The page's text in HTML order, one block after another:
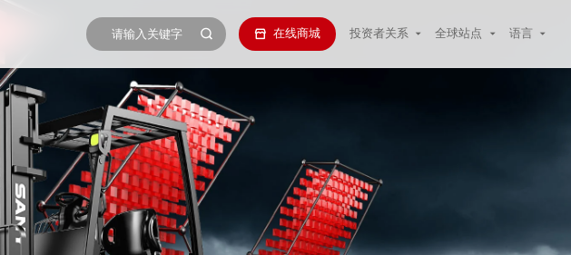
在线商城 投资者关系 全球站点 语言